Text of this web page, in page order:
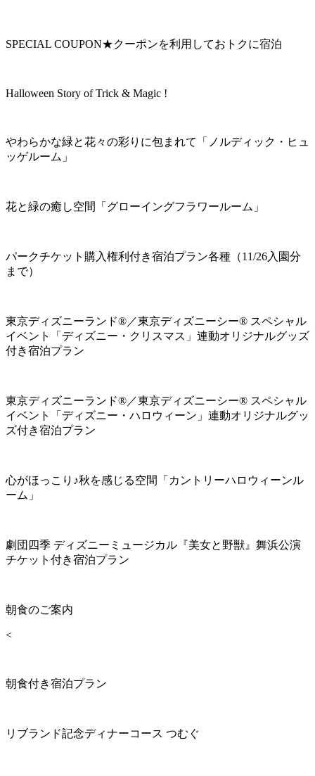
SPECIAL COUPON★クーポンを利用しておトクに宿泊
Halloween Story of Trick & Magic !
やわらかな緑と花々の彩りに包まれて「ノルディック・ヒュ
ッゲルーム」
花と緑の癒し空間「グローイングフラワールーム」
パークチケット購入権利付き宿泊プラン各種（11/26入園分
まで）
東京ディズニーランド®／東京ディズニーシー® スペシャル
イベント「ディズニー・クリスマス」連動オリジナルグッズ
付き宿泊プラン
東京ディズニーランド®／東京ディズニーシー® スペシャル
イベント「ディズニー・ハロウィーン」連動オリジナルグッ
ズ付き宿泊プラン
心がほっこり♪秋を感じる空間「カントリーハロウィーンル
ーム」
劇団四季 ディズニーミュージカル『美女と野獣』舞浜公演
チケット付き宿泊プラン
朝食のご案内
<
朝食付き宿泊プラン
リブランド記念ディナーコース つむぐ